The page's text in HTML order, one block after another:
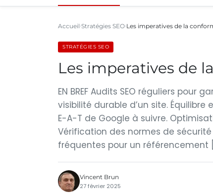
Accueil Stratégies SEO Les imperatives de la
STRATÉGIES SEO
Les imperatives de
EN BREF Audits SEO réguliers
visibilité durable d’un site.
E-A-T de Google à suivre.
Vérification des normes de sécurité
fréquentes pour un référencement
Vincent Brun
27 février 2025